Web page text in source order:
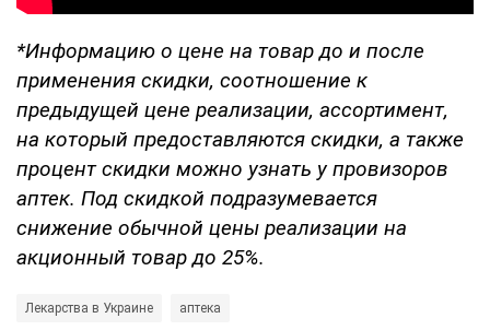
*Информацию о цене на товар до и после
применения скидки, соотношение к
предыдущей цене реализации, ассортимент,
на который предоставляются скидки, а также
процент скидки можно узнать у провизоров
аптек. Под скидкой подразумевается
снижение обычной цены реализации на
акционный товар до 25%.
Лекарства в Украине аптека